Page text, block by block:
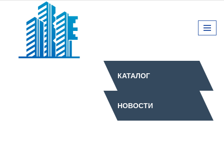
КАТАЛОГ
НОВОСТИ